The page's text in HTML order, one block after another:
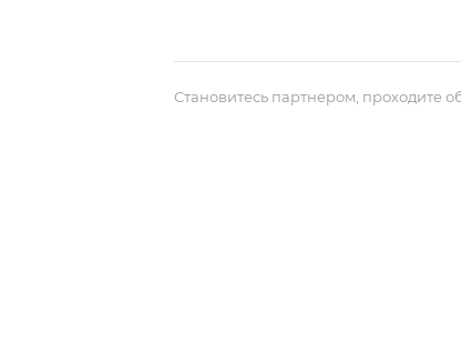
Становитесь партнером, проходите